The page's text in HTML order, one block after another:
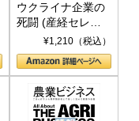
ウクライナ企業の
死闘 (産経セレク
ト S 039)¥1,210（税込）